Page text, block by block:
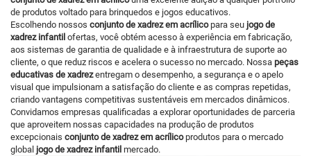
de produtos voltado para brinquedos e jogos educativos.
Escolhendo nossos conjunto de xadrez em acrílico para seu jogo de
xadrez infantil ofertas, você obtém acesso à experiência em fabricação,
aos sistemas de garantia de qualidade e à infraestrutura de suporte ao
cliente, o que reduz riscos e acelera o sucesso no mercado. Nossa peças
educativas de xadrezentregam o desempenho, a segurança e o apelo
visual que impulsionam a satisfação do cliente e as compras repetidas,
criando vantagens competitivas sustentáveis em mercados dinâmicos.
Convidamos empresas qualificadas a explorar oportunidades de parceria
que aproveitem nossas capacidades na produção de produtos
excepcionais conjunto de xadrez em acrílico produtos para o mercado
global jogo de xadrez infantil mercado.